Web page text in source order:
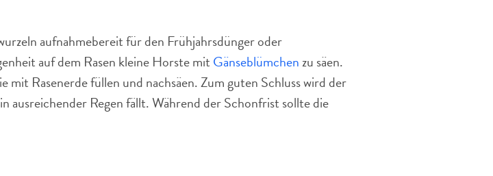
aufnahmebereit für den Frühjahrsdünger oder
auf dem Rasen kleine Horste mit Gänseblümchenzu säen.
Rasenerde füllen und nachsäen. Zum guten Schluss wird der
ausreichender Regen fällt. Während der Schonfrist sollte die